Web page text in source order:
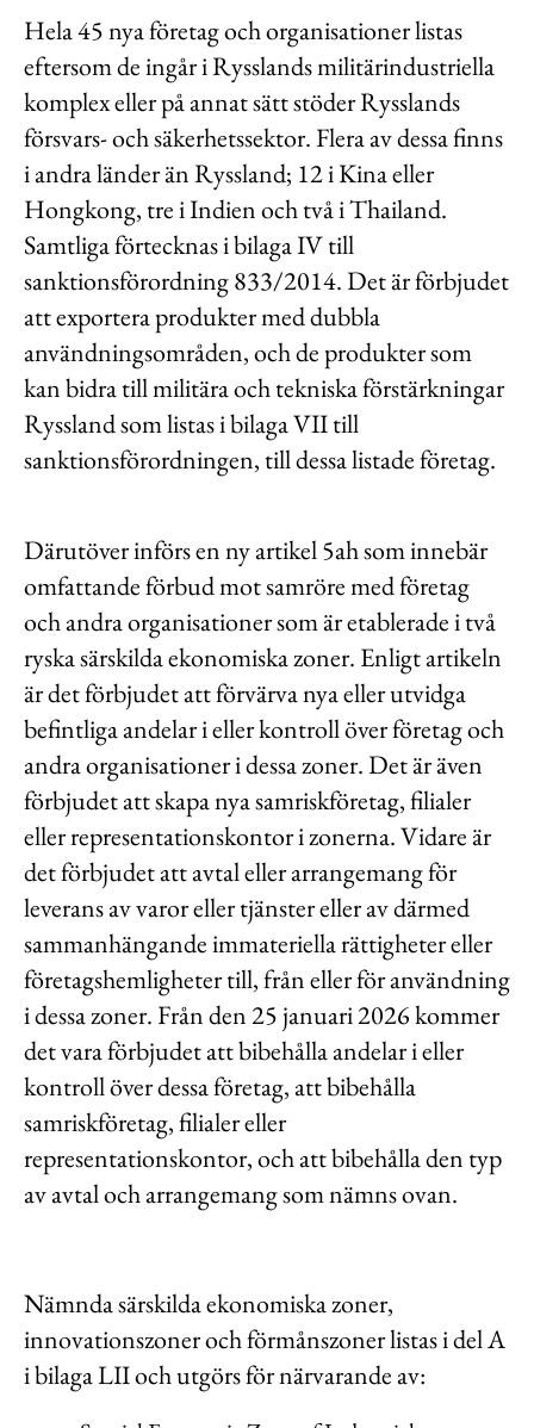
Hela 45 nya företag och organisationer listas
eftersom de ingår i Rysslands militärindustriella
komplex eller på annat sätt stöder Rysslands
försvars- och säkerhetssektor. Flera av dessa finns
i andra länder än Ryssland; 12 i Kina eller
Hongkong, tre i Indien och två i Thailand.
Samtliga förtecknas i bilaga IV till
sanktionsförordning 833/2014. Det är förbjudet
att exportera produkter med dubbla
användningsområden, och de produkter som
kan bidra till militära och tekniska förstärkningar
Ryssland som listas i bilaga VII till
sanktionsförordningen, till dessa listade företag.
Därutöver införs en ny artikel 5ah som innebär
omfattande förbud mot samröre med företag
och andra organisationer som är etablerade i två
ryska särskilda ekonomiska zoner. Enligt artikeln
är det förbjudet att förvärva nya eller utvidga
befintliga andelar i eller kontroll över företag och
andra organisationer i dessa zoner. Det är även
förbjudet att skapa nya samriskföretag, filialer
eller representationskontor i zonerna. Vidare är
det förbjudet att avtal eller arrangemang för
leverans av varor eller tjänster eller av därmed
sammanhängande immateriella rättigheter eller
företagshemligheter till, från eller för användning
i dessa zoner. Från den 25 januari 2026 kommer
det vara förbjudet att bibehålla andelar i eller
kontroll över dessa företag, att bibehålla
samriskföretag, filialer eller
representationskontor, och att bibehålla den typ
av avtal och arrangemang som nämns ovan.
Nämnda särskilda ekonomiska zoner,
innovationszoner och förmånszoner listas i del A
i bilaga LII och utgörs för närvarande av: